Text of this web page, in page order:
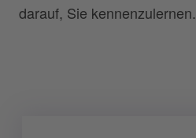
darauf, Sie kennenzulernen.